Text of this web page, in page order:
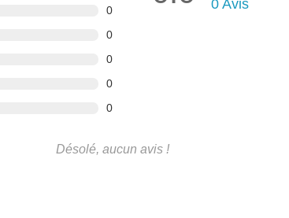
0
0
0
0
0
0 Avis
Désolé, aucun avis !